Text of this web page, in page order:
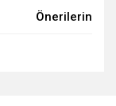
Önerileriniz